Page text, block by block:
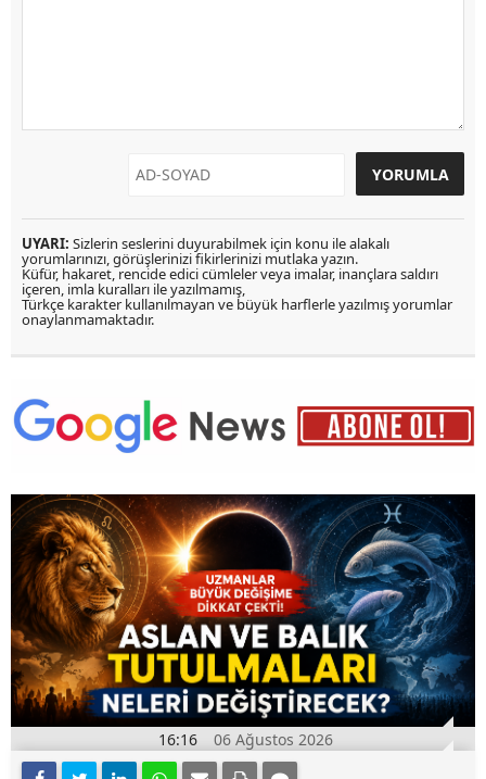
UYARI: Sizlerin seslerini duyurabilmek için konu ile alakalı
yorumlarınızı, görüşlerinizi fikirlerinizi mutlaka yazın.
Küfür, hakaret, rencide edici cümleler veya imalar, inançlara saldırı
içeren, imla kuralları ile yazılmamış,
Türkçe karakter kullanılmayan ve büyük harflerle yazılmış yorumlar
onaylanmamaktadır.
16:16 06 Ağustos 2026